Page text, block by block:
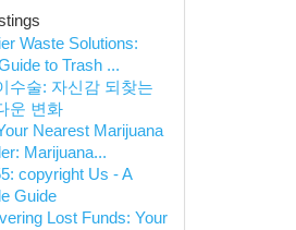
Waste Solutions:
to Trash ...
수술: 자신감 되찾는
운 변화
Nearest Marijuana
Marijuana...
copyright Us - A
Guide
Lost Funds: Your